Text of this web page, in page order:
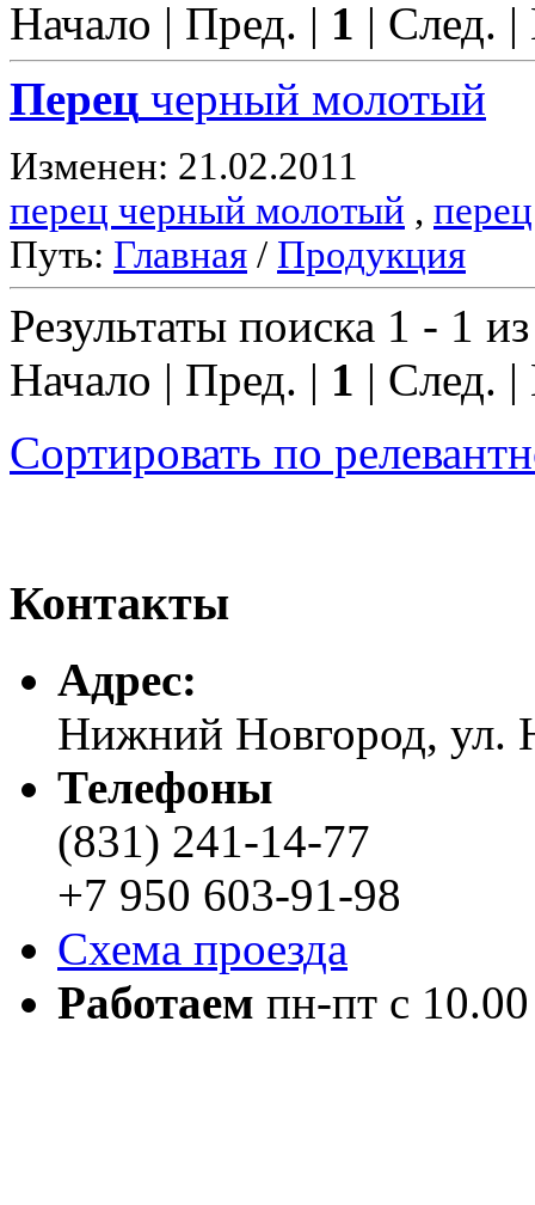
Начало | Пред. | 1 | След.
Перец черный молотый
Изменен: 21.02.2011
перец черный молотый , перец
Путь: Главная / Продукция
Результаты поиска 1 - 1
Начало | Пред. | 1 | След.
Сортировать по
Контакты
Адреc:
Нижний Новгород, ул.
Телефоны
(831) 241-14-77
+7 950 603-91-98
Схема проезда
Работаем пн-пт с